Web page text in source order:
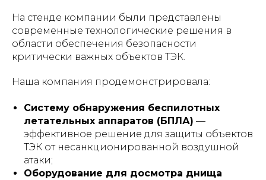
На стенде компании были представлены
современные технологические решения в
области обеспечения безопасности
критически важных объектов ТЭК.
Наша компания продемонстрировала:
Систему обнаружения беспилотных
летательных аппаратов (БПЛА) —
эффективное решение для защиты объектов
ТЭК от несанкционированной воздушной
атаки;
Оборудование для досмотра днища